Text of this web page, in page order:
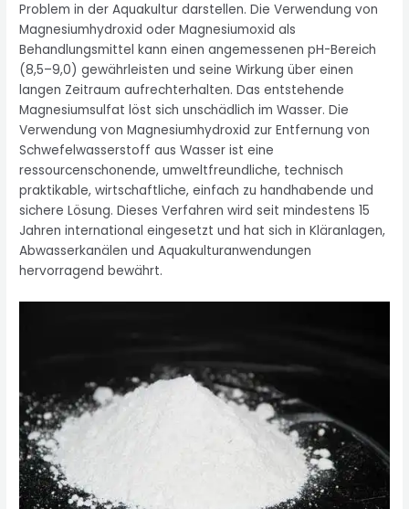
Problem in der Aquakultur darstellen. Die Verwendung von
Magnesiumhydroxid oder Magnesiumoxid als
Behandlungsmittel kann einen angemessenen pH-Bereich
(8,5–9,0) gewährleisten und seine Wirkung über einen
langen Zeitraum aufrechterhalten. Das entstehende
Magnesiumsulfat löst sich unschädlich im Wasser. Die
Verwendung von Magnesiumhydroxid zur Entfernung von
Schwefelwasserstoff aus Wasser ist eine
ressourcenschonende, umweltfreundliche, technisch
praktikable, wirtschaftliche, einfach zu handhabende und
sichere Lösung. Dieses Verfahren wird seit mindestens 15
Jahren international eingesetzt und hat sich in Kläranlagen,
Abwasserkanälen und Aquakulturanwendungen
hervorragend bewährt.